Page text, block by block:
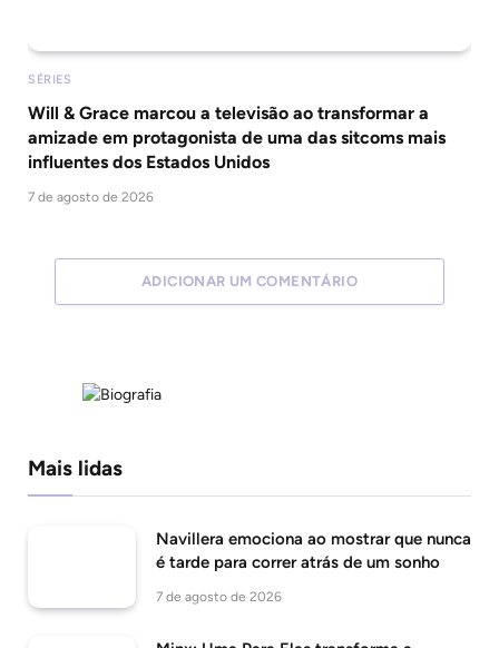
SÉRIES
Will & Grace marcou a televisão ao transformar a
amizade em protagonista de uma das sitcoms mais
influentes dos Estados Unidos
7 de agosto de 2026
ADICIONAR UM COMENTÁRIO
Mais lidas
Navillera emociona ao mostrar que nunca
é tarde para correr atrás de um sonho
7 de agosto de 2026